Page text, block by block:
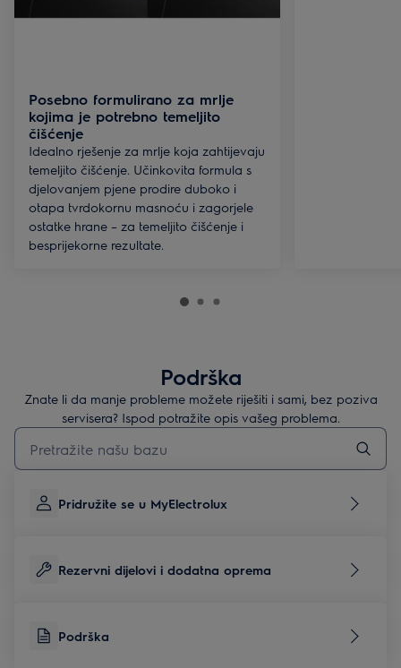
Posebno formulirano za mrlje
kojima je potrebno temeljito
čišćenje
Idealno rješenje za mrlje koja zahtijevaju
temeljito čišćenje. Učinkovita formula s
djelovanjem pjene prodire duboko i
otapa tvrdokornu masnoću i zagorjele
ostatke hrane – za temeljito čišćenje i
besprijekorne rezultate.
Podrška
Znate li da manje probleme možete riješiti i sami, bez poziva
servisera? Ispod potražite opis vašeg problema.
Upišite za pretraživanje članaka podrške
Pridružite se u MyElectrolux
Rezervni dijelovi i dodatna oprema
Podrška